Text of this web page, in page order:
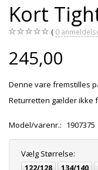
Kort
0
245,00
Denne vare fremstilles
Returretten gælder ikke
Model/varenr.: 1907375
Vælg Størrelse: